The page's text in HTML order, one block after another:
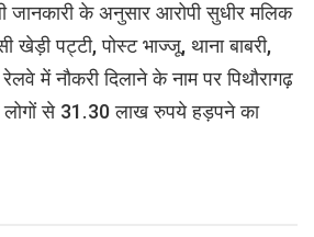
जानकारी के अनुसार आरोपी सुधीर मलिक
खेड़ी पट्टी, पोस्ट भाज्जू, थाना बाबरी,
में नौकरी दिलाने के नाम पर पिथौरागढ़
लोगों से 31.30 लाख रुपये हड़पने का